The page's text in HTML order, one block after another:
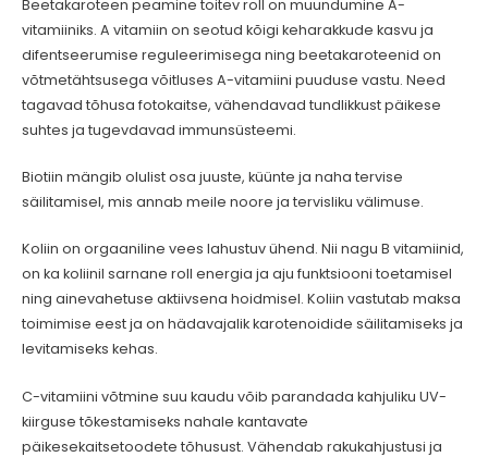
Beetakaroteen peamine toitev roll on muundumine A-
vitamiiniks. A vitamiin on seotud kõigi keharakkude kasvu ja
difentseerumise reguleerimisega ning beetakaroteenid on
võtmetähtsusega võitluses A-vitamiini puuduse vastu. Need
tagavad tõhusa fotokaitse, vähendavad tundlikkust päikese
suhtes ja tugevdavad immunsüsteemi.
Biotiin mängib olulist osa juuste, küünte ja naha tervise
säilitamisel, mis annab meile noore ja tervisliku välimuse.
Koliin on orgaaniline vees lahustuv ühend. Nii nagu B vitamiinid,
on ka koliinil sarnane roll energia ja aju funktsiooni toetamisel
ning ainevahetuse aktiivsena hoidmisel. Koliin vastutab maksa
toimimise eest ja on hädavajalik karotenoidide säilitamiseks ja
levitamiseks kehas.
C-vitamiini võtmine suu kaudu võib parandada kahjuliku UV-
kiirguse tõkestamiseks nahale kantavate
päikesekaitsetoodete tõhusust. Vähendab rakukahjustusi ja